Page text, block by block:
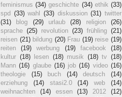
feminismus (34) geschichte (34) ethik (33)
spd (33) wahl (33) diskussion (31) twitter
(31)
blog (29) urlaub (28) religion
(26)
sprache (25) revolution (23) frühling (21)
reisen (21) bildung (20) Frau (19) reise (19)
reiten
(19) werbung (19) facebook
(18)
kultur (18) lesen (18) musik (18) tv
(18)
Mann (16) glaube (16) job (16) video (16)
theologie
(15) buch (14) deutsch
(14)
erziehung
(14) stasi2.0 (14) web
(14)
weihnachten
(14) essen (13) 2012
(12)